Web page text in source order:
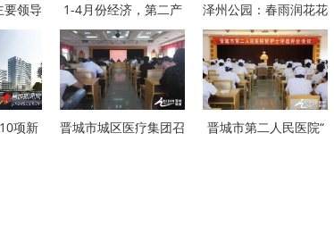
要领导 1-4月份经济，第二产 泽州公园：春雨润花花
项新
晋城市城区医疗集团召 晋城市第二人民医院“